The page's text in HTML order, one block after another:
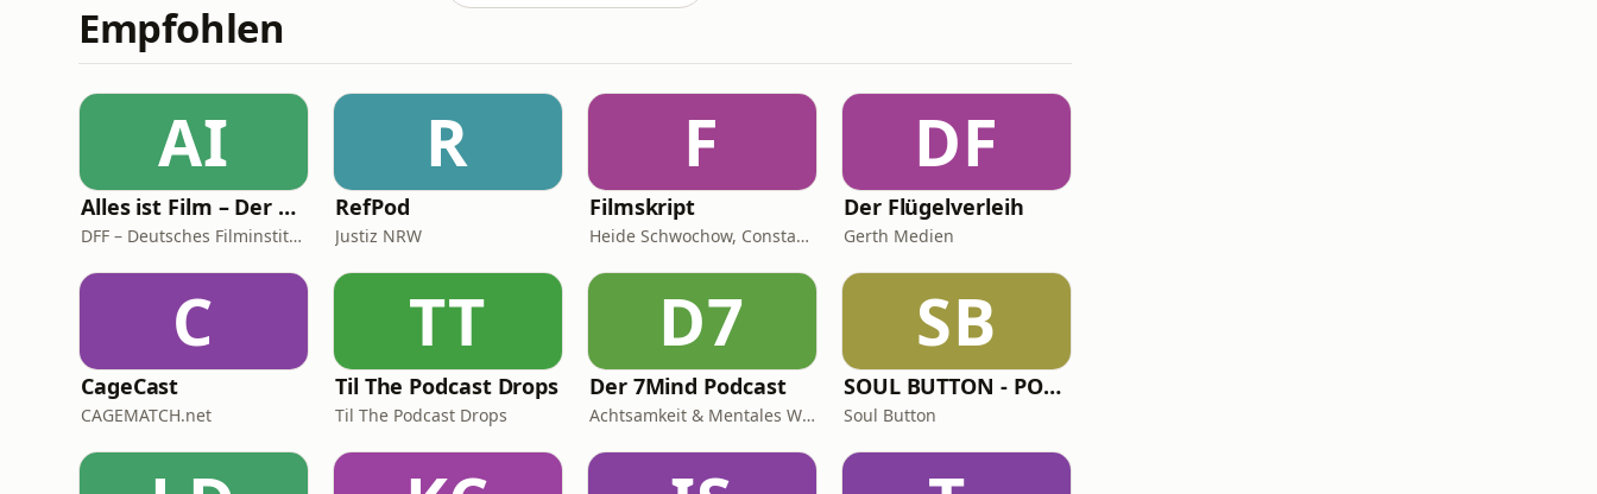
Empfohlen
AI
Alles ist Film – Der Podcast des DFF
DFF – Deutsches Filminstitut & Filmmuseum
R
RefPod
Justiz NRW
F
Filmskript
Heide Schwochow, Constantin Lieb
DF
Der Flügelverleih
Gerth Medien
C
CageCast
CAGEMATCH.net
TT
Til The Podcast Drops
Til The Podcast Drops
D7
Der 7Mind Podcast
Achtsamkeit & Mentales Wohlbefinden
SB
SOUL BUTTON - PODCAST
Soul Button